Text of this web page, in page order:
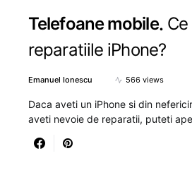
Telefoane mobile
reparatiile iPhone?
Emanuel Ionescu 566 views
Daca aveti un iPhone si din
aveti nevoie de reparatii, puteti